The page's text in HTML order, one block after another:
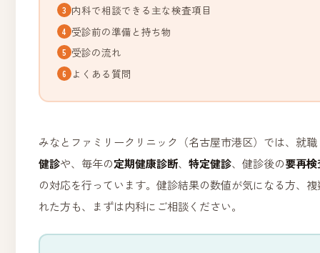
内科で相談できる主な検査項目
受診前の準備と持ち物
受診の流れ
よくある質問
みなとファミリークリニック（名古屋市港区）では、就
健診や、毎年の定期健康診断、特定健診、健診後の要再
の対応を行っています。健診結果の数値が気になる方、
れた方も、まずは内科にご相談ください。